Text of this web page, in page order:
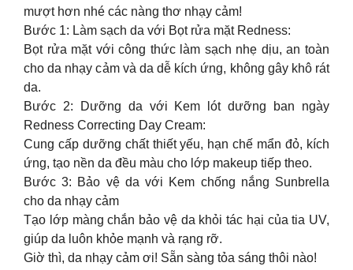
mượt hơn nhé các nàng thơ nhạy cảm!
Bước 1: Làm sạch da với Bọt rửa mặt Redness:
Bọt rửa mặt với công thức làm sạch nhẹ dịu, an toàn
cho da nhạy cảm và da dễ kích ứng, không gây khô rát
da.
Bước 2: Dưỡng da với Kem lót dưỡng ban ngày
Redness Correcting Day Cream:
Cung cấp dưỡng chất thiết yếu, hạn chế mẩn đỏ, kích
ứng, tạo nền da đều màu cho lớp makeup tiếp theo.
Bước 3: Bảo vệ da với Kem chống nắng Sunbrella
cho da nhạy cảm
Tạo lớp màng chắn bảo vệ da khỏi tác hại của tia UV,
giúp da luôn khỏe mạnh và rạng rỡ.
Giờ thì, da nhạy cảm ơi! Sẵn sàng tỏa sáng thôi nào!